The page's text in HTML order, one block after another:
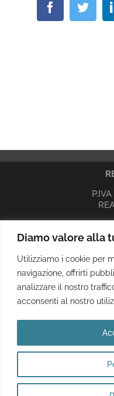
Diamo valore alla
Utilizziamo i cookie per
navigazione, offrirti
analizzare il nostro
acconsenti al nostro
Facebook
Sede legale,
indirizzo: Via
e-mail:
PEC:
Iscriviti